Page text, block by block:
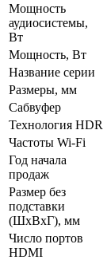
Мощность
аудиосистемы,
Вт
Мощность, Вт
Название серии
Размеры, мм
Сабвуфер
Технология HDR
Частоты Wi-Fi
Год начала
продаж
Размер без
подставки
(ШxВxГ), мм
Число портов
HDMI